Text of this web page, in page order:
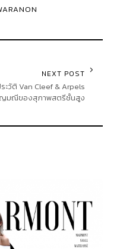
NEXT POST
ะวัติ Van Cleef & Arpels
มณีของสุภาพสตรีชั้นสูง